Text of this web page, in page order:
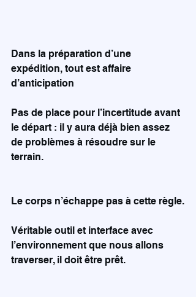
Dans la préparation d’une
expédition, tout est affaire
d’anticipation
Pas de place pour l’incertitude avant
le départ : il y aura déjà bien assez
de problèmes à résoudre sur le
terrain.
Le corps n’échappe pas à cette règle.
Véritable outil et interface avec
l’environnement que nous allons
traverser, il doit être prêt.